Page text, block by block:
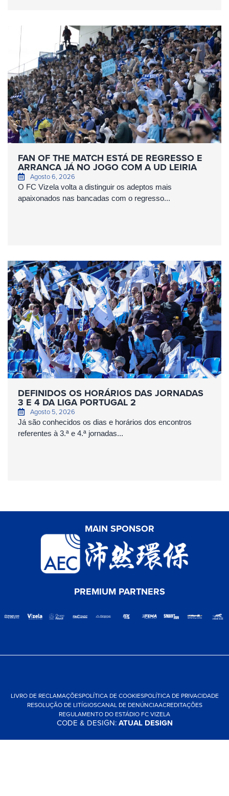
FAN OF THE MATCH ESTÁ DE REGRESSO E
ARRANCA JÁ NO JOGO COM A UD LEIRIA
Agosto 6, 2026
O FC Vizela volta a distinguir os adeptos mais
apaixonados nas bancadas com o regresso...
DEFINIDOS OS HORÁRIOS DAS JORNADAS
3 E 4 DA LIGA PORTUGAL 2
Agosto 5, 2026
Já são conhecidos os dias e horários dos encontros
referentes à 3.ª e 4.ª jornadas...
MAIN SPONSOR
PREMIUM PARTNERS
LIVRO DE RECLAMAÇÕESPOLÍTICA DE COOKIESPOLÍTICA DE PRIVACIDADE
RESOLUÇÃO DE LITÍGIOSCANAL DE DENÚNCIAACREDITAÇÕES
REGULAMENTO DO ESTÁDIO FC VIZELA
CODE & DESIGN:ATUAL DESIGN